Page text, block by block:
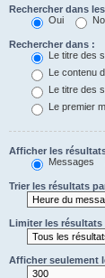
Rechercher dans
Oui
Rechercher dans :
Le titre des
Le contenu
Le titre des
Le premier
Afficher les
Messages
Trier les résultats
Limiter les résultats
Afficher seulement